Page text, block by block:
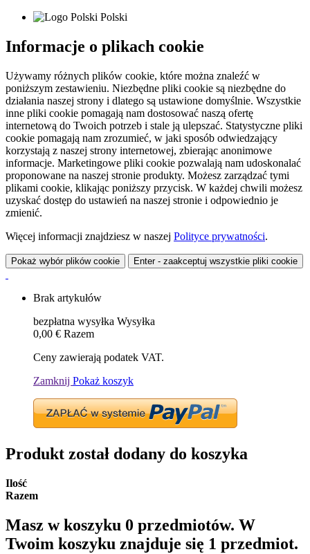
Polski
Informacje o plikach cookie
Używamy różnych plików cookie, które można znaleźć w
poniższym zestawieniu. Niezbędne pliki cookie są niezbędne do
działania naszej strony i dlatego są ustawione domyślnie. Wszystkie
inne pliki cookie pomagają nam dostosować naszą ofertę
internetową do Twoich potrzeb i stale ją ulepszać. Statystyczne pliki
cookie pomagają nam zrozumieć, w jaki sposób odwiedzający
korzystają z naszej strony internetowej, zbierając anonimowe
informacje. Marketingowe pliki cookie pozwalają nam udoskonalać
proponowane na naszej stronie produkty. Możesz zarządzać tymi
plikami cookie, klikając poniższy przycisk. W każdej chwili możesz
uzyskać dostęp do ustawień na naszej stronie i odpowiednio je
zmienić.
Więcej informacji znajdziesz w naszej Polityce prywatności.
Pokaż wybór plików cookie Enter - zaakceptuj wszystkie pliki cookie
Brak artykułów
bezpłatna wysyłka Wysyłka
0,00 € Razem
Ceny zawierają podatek VAT.
Zamknij Pokaż koszyk
Produkt został dodany do koszyka
Ilość
Razem
Masz w koszyku 0 przedmiotów. W
Twoim koszyku znajduje się 1 przedmiot.